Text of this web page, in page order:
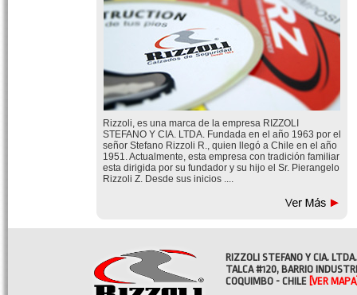
Rizzoli, es una marca de la empresa RIZZOLI
STEFANO Y CIA. LTDA. Fundada en el año 1963 por el
señor Stefano Rizzoli R., quien llegó a Chile en el año
1951. Actualmente, esta empresa con tradición familiar
esta dirigida por su fundador y su hijo el Sr. Pierangelo
Rizzoli Z. Desde sus inicios ....
RIZZOLI STEFANO Y CIA. LTDA.
TALCA #120, BARRIO
COQUIMBO - CHILE [VER